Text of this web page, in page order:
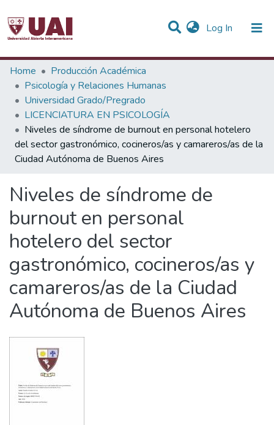
Log In (current)
Statistics
Communities & Collections
All of DSpace
Home
Producción Académica
Psicología y Relaciones Humanas
Universidad Grado/Pregrado
LICENCIATURA EN PSICOLOGÍA
Niveles de síndrome de burnout en personal hotelero
del sector gastronómico, cocineros/as y camareros/as de la
Ciudad Autónoma de Buenos Aires
Niveles de síndrome de
burnout en personal
hotelero del sector
gastronómico, cocineros/as y
camareros/as de la Ciudad
Autónoma de Buenos Aires